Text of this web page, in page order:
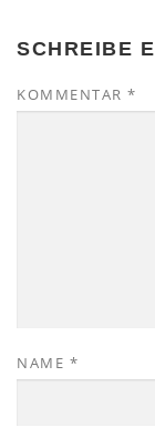
SCHREIBE
KOMMENTAR *
NAME *